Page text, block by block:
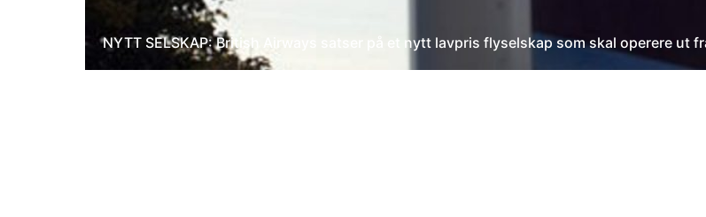
NYTT SELSKAP: British Airways satser på et nytt lavpris flyselskap som skal operere ut